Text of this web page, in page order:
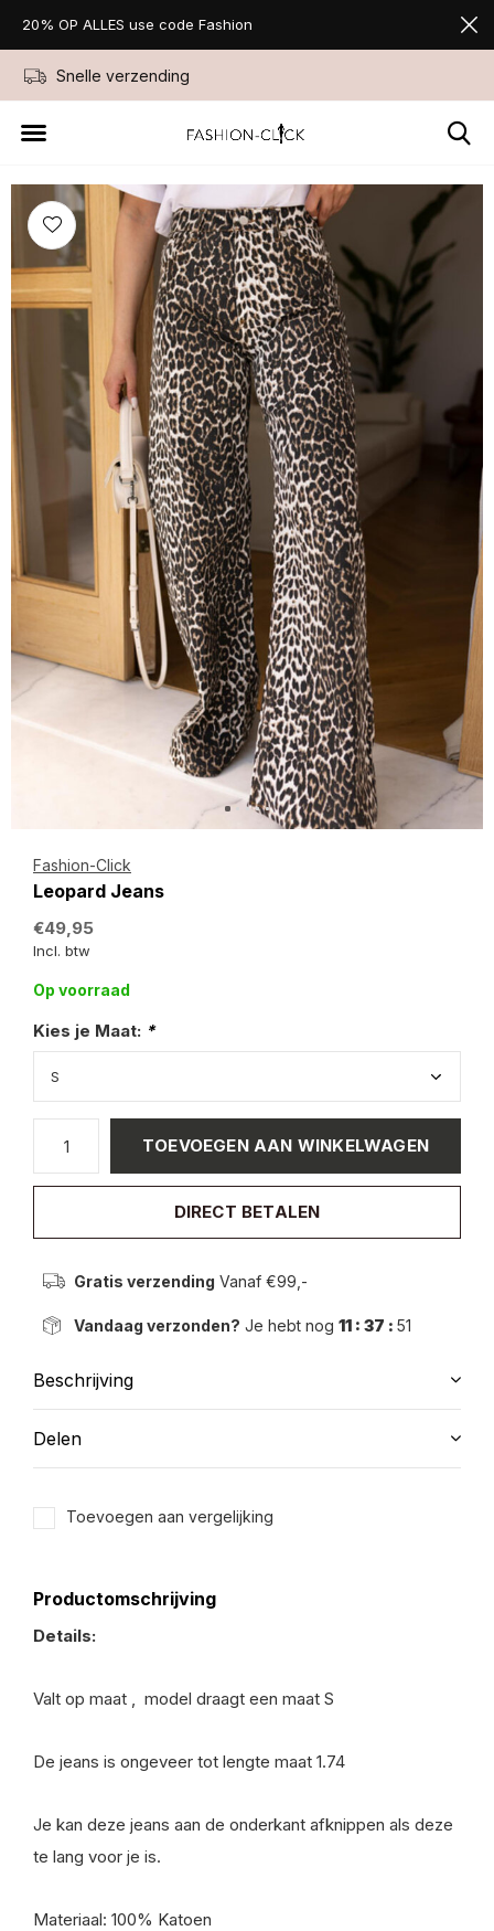
Snelle verzending
20% OP ALLES use code Fashion
Fashion-Click
Leopard Jeans
€49,95
Incl. btw
Op voorraad
Kies je Maat: *
TOEVOEGEN AAN WINKELWAGEN
DIRECT BETALEN
Gratis verzending Vanaf €99,-
Vandaag verzonden? Je hebt nog 11 : 37 : 51
Beschrijving
Delen
Toevoegen aan vergelijking
Productomschrijving
Details:
Valt op maat , model draagt een maat S
De jeans is ongeveer tot lengte maat 1.74
Je kan deze jeans aan de onderkant afknippen als deze
te lang voor je is.
Materiaal: 100% Katoen